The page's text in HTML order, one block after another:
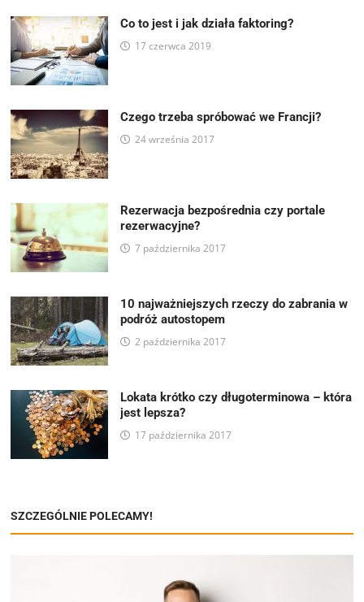
Co to jest i jak działa faktoring?
17 czerwca 2019
Czego trzeba spróbować we Francji?
24 września 2017
Rezerwacja bezpośrednia czy portale
rezerwacyjne?
7 października 2017
10 najważniejszych rzeczy do zabrania w
podróż autostopem
2 października 2017
Lokata krótko czy długoterminowa – która
jest lepsza?
17 października 2017
SZCZEGÓLNIE POLECAMY!